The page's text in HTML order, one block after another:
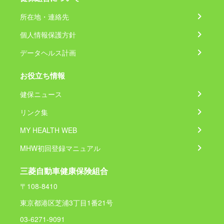
所在地・連絡先
個人情報保護方針
データヘルス計画
お役立ち情報
健保ニュース
リンク集
MY HEALTH WEB
MHW初回登録マニュアル
三菱自動車健康保険組合
〒108-8410
東京都港区芝浦3丁目1番21号
03-6271-9091